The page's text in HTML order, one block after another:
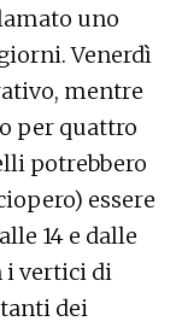
uno
Venerdì
mentre
per quattro
potrebbero
essere
14 e dalle
i vertici di
dei